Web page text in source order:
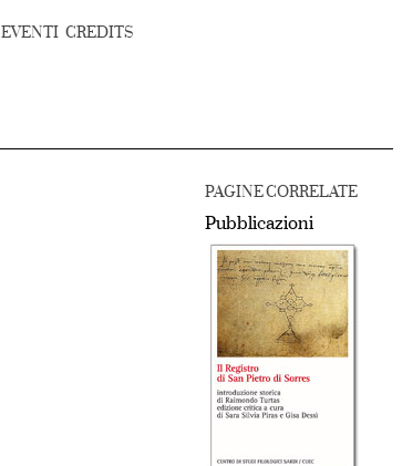
EVENTI CREDITS
PAGINE CORRELATE
Pubblicazioni